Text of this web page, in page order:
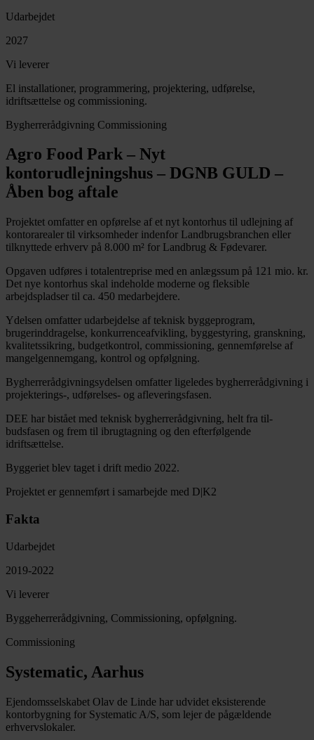
Udarbejdet
2027
Vi leverer
El installationer, programmering, projektering, udførelse,
idriftsættelse og commissioning.
Bygherrerådgivning Commissioning
Agro Food Park – Nyt
kontorudlejningshus – DGNB GULD –
Åben bog aftale
Projektet omfatter en opførelse af et nyt kontorhus til udlejning af
kontorarealer til virksomheder indenfor Landbrugsbranchen eller
tilknyttede erhverv på 8.000 m² for Landbrug & Fødevarer.
Opgaven udføres i totalentreprise med en anlægssum på 121 mio. kr.
Det nye kontorhus skal indeholde moderne og fleksible
arbejdspladser til ca. 450 medarbejdere.
Ydelsen omfatter udarbejdelse af teknisk byggeprogram,
brugerinddragelse, konkurrenceafvikling, byggestyring, granskning,
kvalitetssikring, budgetkontrol, commissioning, gennemførelse af
mangelgennemgang, kontrol og opfølgning.
Bygherrerådgivningsydelsen omfatter ligeledes bygherrerådgivning i
projekterings-, udførelses- og afleveringsfasen.
DEE har bistået med teknisk bygherrerådgivning, helt fra til-
budsfasen og frem til ibrugtagning og den efterfølgende
idriftsættelse.
Byggeriet blev taget i drift medio 2022.
Projektet er gennemført i samarbejde med D|K2
Fakta
Udarbejdet
2019-2022
Vi leverer
Byggeherrerådgivning, Commissioning, opfølgning.
Commissioning
Systematic, Aarhus
Ejendomsselskabet Olav de Linde har udvidet eksisterende
kontorbygning for Systematic A/S, som lejer de pågældende
erhvervslokaler.